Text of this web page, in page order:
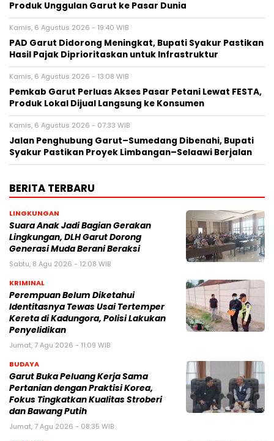
Produk Unggulan Garut ke Pasar Dunia
Kamis, 6 Agustus 2026 - 19:40 WIB
PAD Garut Didorong Meningkat, Bupati Syakur Pastikan
Hasil Pajak Diprioritaskan untuk Infrastruktur
Kamis, 6 Agustus 2026 - 13:08 WIB
Pemkab Garut Perluas Akses Pasar Petani Lewat FESTA,
Produk Lokal Dijual Langsung ke Konsumen
Kamis, 6 Agustus 2026 - 07:33 WIB
Jalan Penghubung Garut–Sumedang Dibenahi, Bupati
Syakur Pastikan Proyek Limbangan–Selaawi Berjalan
BERITA TERBARU
LINGKUNGAN
Suara Anak Jadi Bagian Gerakan
Lingkungan, DLH Garut Dorong
Generasi Muda Berani Beraksi
Sabtu, 8 Agu 2026 - 12:08 WIB
KRIMINAL
Perempuan Belum Diketahui
Identitasnya Tewas Usai Tertemper
Kereta di Kadungora, Polisi Lakukan
Penyelidikan
Jumat, 7 Agu 2026 - 11:09 WIB
BUDAYA
Garut Buka Peluang Kerja Sama
Pertanian dengan Praktisi Korea,
Fokus Tingkatkan Kualitas Stroberi
dan Bawang Putih
Jumat, 7 Agu 2026 - 08:35 WIB